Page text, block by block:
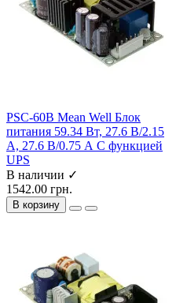
PSC-60B Mean Well Блок
питания 59.34 Вт, 27.6 В/2.15
А, 27.6 В/0.75 А С функцией
UPS
В наличии ✓
1542.00 грн.
В корзину